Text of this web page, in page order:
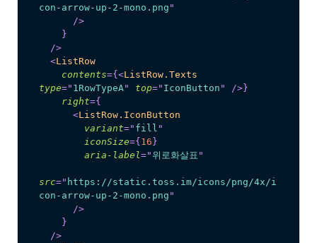
con-arrow-up-2-mono.png "
/>
}
/>
<ListRow
contents={ <ListRow.Texts
type=" 1RowTypeA" top=" IconButton " /> }
right={
<ListRow.IconButton
variant=" fill "
iconSize={ 16 }
aria-label=" 위로화살표 "
src=" https://static.toss.im/icons/png/4x/i
con-arrow-up-2-mono.png "
/>
}
/>